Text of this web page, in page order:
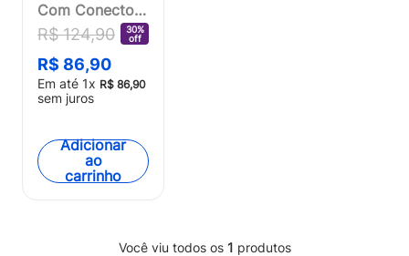
Com Conector
Banhado A
Ouro 10 Metros
Multi -
WI250OUT
R$ 124,90
30%
off
R$ 86,90
Em até 1x R$ 86,90
sem juros
Adicionar
ao
carrinho
Você viu todos os 1 produtos